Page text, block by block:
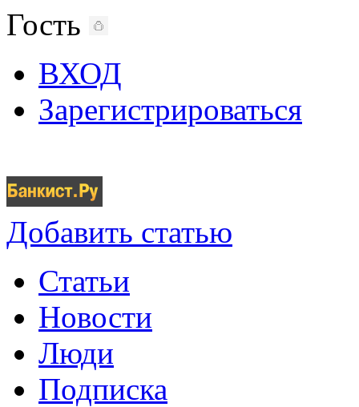
Гость
ВХОД
Зарегистрироваться
Добавить статью
Статьи
Новости
Люди
Подписка